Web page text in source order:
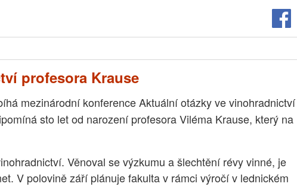
profesora Krause
mezinárodní konference Aktuální otázky ve vinohradnictví
sto let od narození profesora Viléma Krause, který na
Věnoval se výzkumu a šlechtění révy vinné, je
V polovině září plánuje fakulta v rámci výročí v lednickém